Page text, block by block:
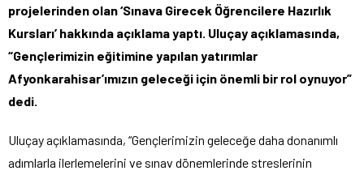
projelerinden olan ‘Sınava Girecek Öğrencilere Hazırlık
Kursları’ hakkında açıklama yaptı. Uluçay açıklamasında,
“Gençlerimizin eğitimine yapılan yatırımlar
Afyonkarahisar’ımızın geleceği için önemli bir rol oynuyor”
dedi.
Uluçay açıklamasında, “Gençlerimizin geleceğe daha donanımlı
adımlarla ilerlemelerini ve sınav dönemlerinde streslerinin